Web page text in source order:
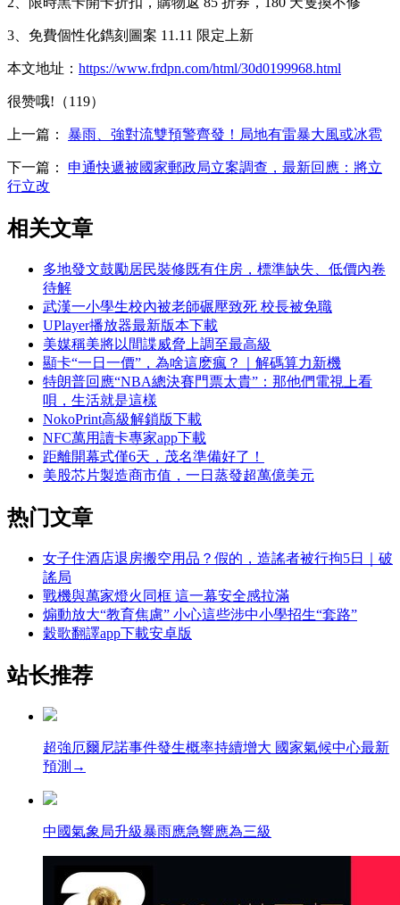
3、免費個性化鐫刻圖案 11.11 限定上新
本文地址： https://www.frdpn.com/html/30d0199968.html
很赞哦!（119）
上一篇： 暴雨、強對流雙預警齊發！局地有雷暴大風或冰雹
下一篇： 申通快遞被國家郵政局立案調查，最新回應：將立
行立改
相关文章
多地發文鼓勵居民裝修既有住房，標準缺失、低價內卷
待解
武漢一小學生校內被老師碾壓致死 校長被免職
UPlayer播放器最新版本下載
美媒稱美將以間諜威脅上調至最高級
顯卡“一日一價”，為啥這麽瘋？｜解碼算力新機
特朗普回應“NBA總決賽門票太貴”：那他們電視上看
唄，生活就是這樣
NokoPrint高級解鎖版下載
NFC萬用讀卡專家app下載
距離開幕式僅6天，茂名準備好了！
美股芯片製造商市值，一日蒸發超萬億美元
热门文章
女子住酒店退房搬空用品？假的，造謠者被行拘5日｜破
謠局
戰機與萬家燈火同框 這一幕安全感拉滿
煽動放大“教育焦慮” 小心這些涉中小學招生“套路”
穀歌翻譯app下載安卓版
站长推荐
超強厄爾尼諾事件發生概率持續增大 國家氣候中心最新
預測→
中國氣象局升級暴雨應急響應為三級